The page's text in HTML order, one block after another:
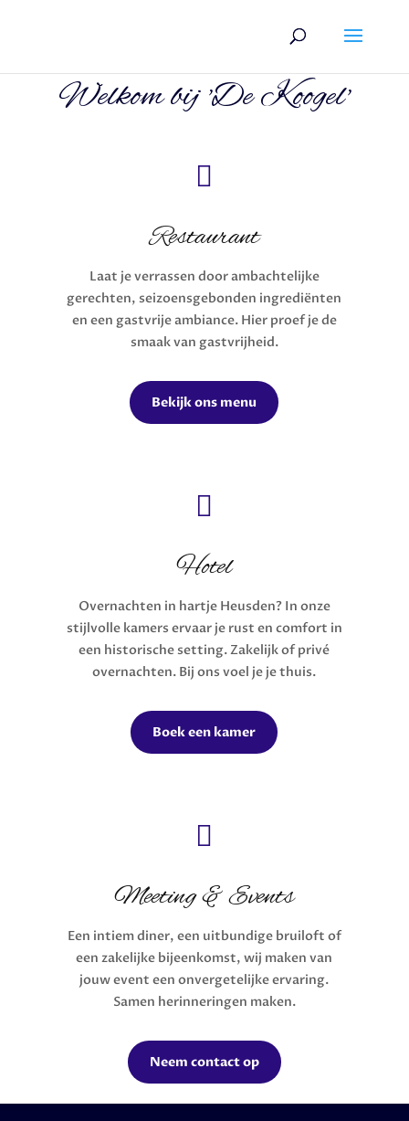
Welkom bij 'De Koogel'

Restaurant
Laat je verrassen door ambachtelijke
gerechten, seizoensgebonden ingrediënten
en een gastvrije ambiance. Hier proef je de
smaak van gastvrijheid.
Bekijk ons menu

Hotel
Overnachten in hartje Heusden? In onze
stijlvolle kamers ervaar je rust en comfort in
een historische setting. Zakelijk of privé
overnachten. Bij ons voel je je thuis.
Boek een kamer

Meeting & Events
Een intiem diner, een uitbundige bruiloft of
een zakelijke bijeenkomst, wij maken van
jouw event een onvergetelijke ervaring.
Samen herinneringen maken.
Neem contact op